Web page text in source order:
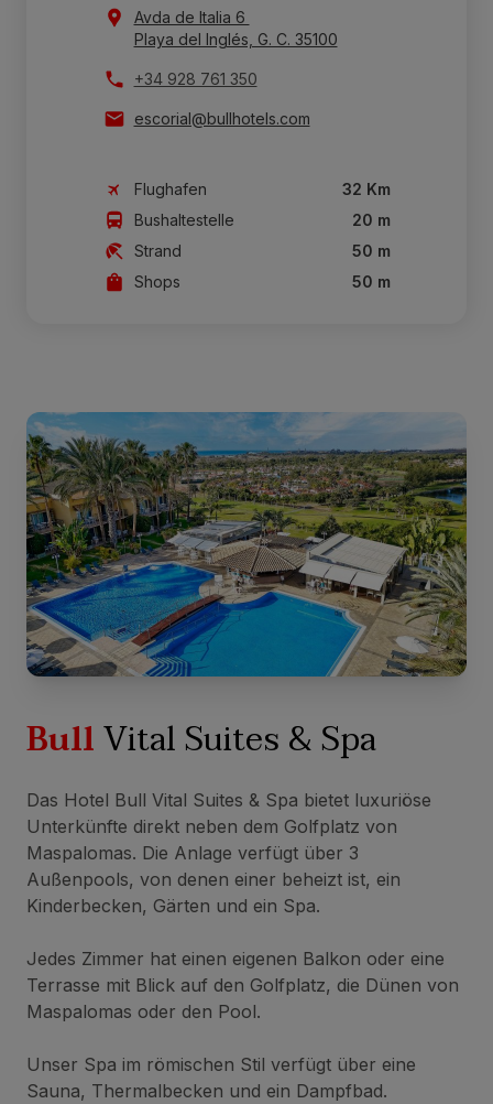
Avda de Italia 6
Playa del Inglés, G. C. 35100
+34 928 761 350
escorial@bullhotels.com
Flughafen
32 Km
Bushaltestelle
20 m
Strand
50 m
Shops
50 m
BullVital Suites & Spa
Das Hotel Bull Vital Suites & Spa bietet luxuriöse
Unterkünfte direkt neben dem Golfplatz von
Maspalomas. Die Anlage verfügt über 3
Außenpools, von denen einer beheizt ist, ein
Kinderbecken, Gärten und ein Spa.
Jedes Zimmer hat einen eigenen Balkon oder eine
Terrasse mit Blick auf den Golfplatz, die Dünen von
Maspalomas oder den Pool.
Unser Spa im römischen Stil verfügt über eine
Sauna, Thermalbecken und ein Dampfbad.